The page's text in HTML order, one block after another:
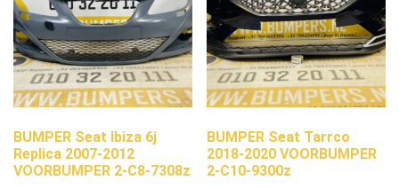
BUMPER Seat Ibiza 6j
Replica 2007-2012
VOORBUMPER 2-C8-7308z
BUMPER Seat Tarrco
2018-2020 VOORBUMPER
2-C10-9300z